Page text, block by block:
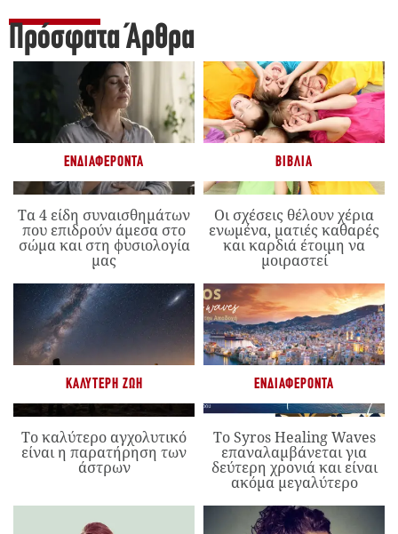
Πρόσφατα Άρθρα
ΕΝΔΙΑΦΈΡΟΝΤΑ
Τα 4 είδη συναισθημάτων
που επιδρούν άμεσα στο
σώμα και στη φυσιολογία
μας
ΒΙΒΛΊΑ
Οι σχέσεις θέλουν χέρια
ενωμένα, ματιές καθαρές
και καρδιά έτοιμη να
μοιραστεί
ΚΑΛΎΤΕΡΗ ΖΩΉ
Το καλύτερο αγχολυτικό
είναι η παρατήρηση των
άστρων
ΕΝΔΙΑΦΈΡΟΝΤΑ
Το Syros Healing Waves
επαναλαμβάνεται για
δεύτερη χρονιά και είναι
ακόμα μεγαλύτερο